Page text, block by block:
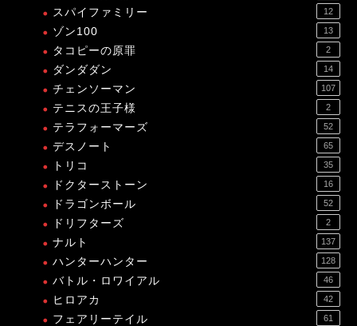
スパイファミリー 12
ゾン100 13
タコピーの原罪 2
ダンダダン 14
チェンソーマン 107
テニスの王子様 2
テラフォーマーズ 52
デスノート 65
トリコ 35
ドクターストーン 16
ドラゴンボール 52
ドリフターズ 2
ナルト 137
ハンターハンター 128
バトル・ロワイアル 46
ヒロアカ 42
フェアリーテイル 61